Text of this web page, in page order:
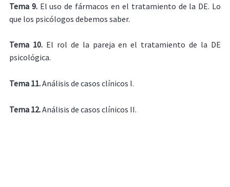
Tema 9.El uso de fármacos en el tratamiento de la DE. Lo
que los psicólogos debemos saber.
Tema 10.El rol de la pareja en el tratamiento de la DE
psicológica.
Tema 11.Análisis de casos clínicos I.
Tema 12.Análisis de casos clínicos II.